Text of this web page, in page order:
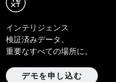
インテリジェンス
検証済みデータ。
重要なすべての場所に。
デモを申し込む